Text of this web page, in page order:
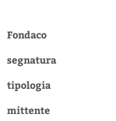
Fondaco
segnatura
tipologia
mittente